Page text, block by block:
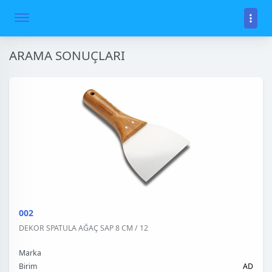
ARAMA SONUÇLARI
002
DEKOR SPATULA AĞAÇ SAP 8 CM / 12
Marka
Birim
AD